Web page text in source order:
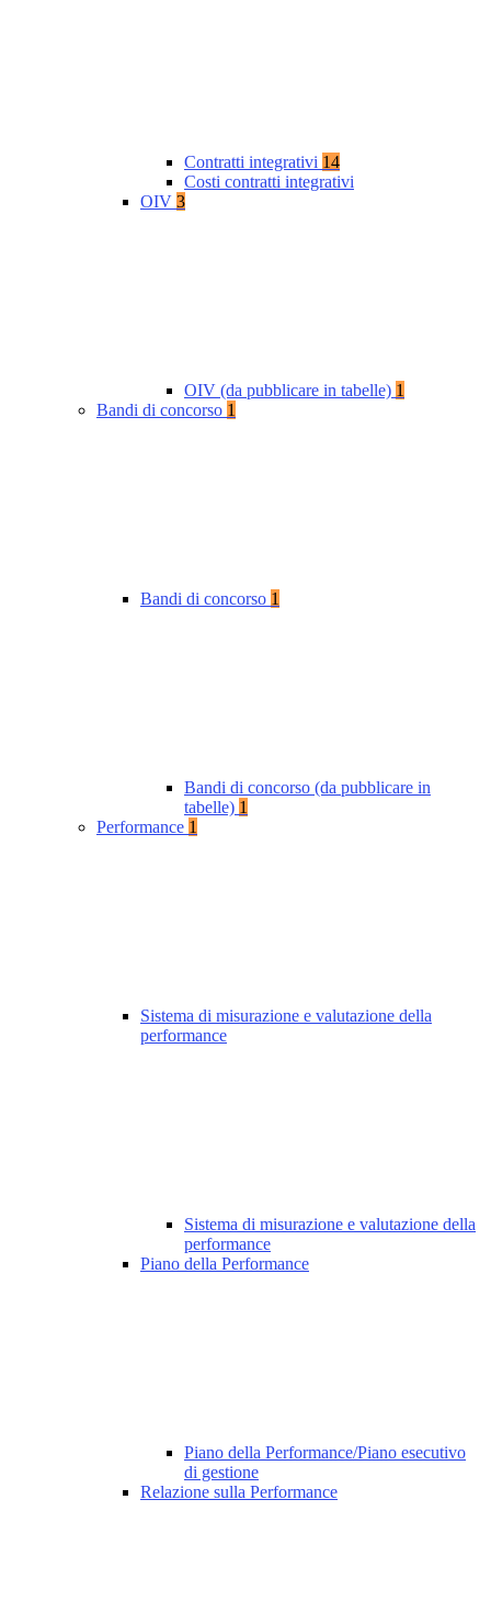
Contratti integrativi 14
Costi contratti integrativi
OIV 3
OIV (da pubblicare in tabelle) 1
Bandi di concorso 1
Bandi di concorso 1
Bandi di concorso (da pubblicare in
tabelle) 1
Performance 1
Sistema di misurazione e valutazione della
performance
Sistema di misurazione e valutazione della
performance
Piano della Performance
Piano della Performance/Piano esecutivo
di gestione
Relazione sulla Performance